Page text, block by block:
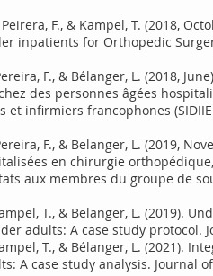
Peirera, F., & Kampel, T. (2018,
inpatients for Orthopedic
F., & Bélanger, L. (2018,
des personnes âgées
infirmiers francophones
F., & Belanger, L. (2019,
en chirurgie
aux membres du groupe de
T., & Belanger, L.
adults: A case study protocol.
T., & Bélanger, L. (2021).
A case study analysis. Journal